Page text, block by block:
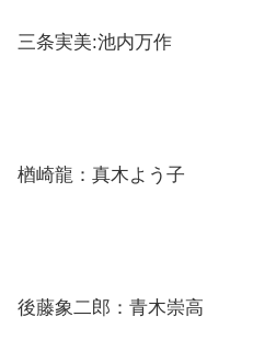
三条実美:池内万作
楢崎龍：真木よう子
後藤象二郎：青木崇高